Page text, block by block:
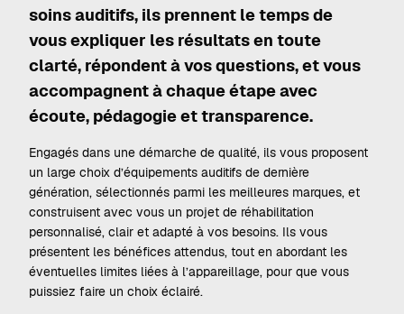
soins auditifs, ils prennent le temps de
vous expliquer les résultats en toute
clarté, répondent à vos questions, et vous
accompagnent à chaque étape avec
écoute, pédagogie et transparence.
Engagés dans une démarche de qualité, ils vous proposent
un large choix d’équipements auditifs de dernière
génération, sélectionnés parmi les meilleures marques, et
construisent avec vous un projet de réhabilitation
personnalisé, clair et adapté à vos besoins. Ils vous
présentent les bénéfices attendus, tout en abordant les
éventuelles limites liées à l’appareillage, pour que vous
puissiez faire un choix éclairé.